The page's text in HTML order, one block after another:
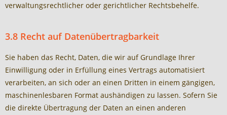
verwaltungsrechtlicher oder gerichtlicher Rechtsbehelfe.
3.8 Recht auf Datenübertragbarkeit
Sie haben das Recht, Daten, die wir auf Grundlage Ihrer
Einwilligung oder in Erfüllung eines Vertrags automatisiert
verarbeiten, an sich oder an einen Dritten in einem gängigen,
maschinenlesbaren Format aushändigen zu lassen. Sofern Sie
die direkte Übertragung der Daten an einen anderen